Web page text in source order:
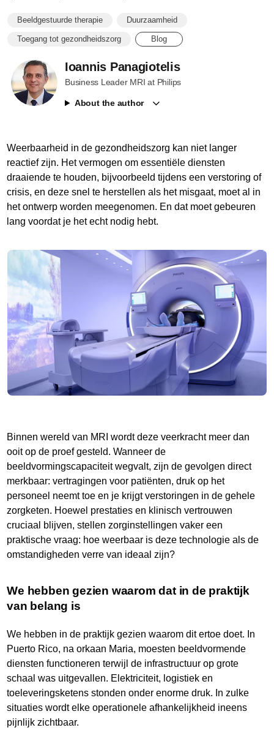
Beeldgestuurde therapie Duurzaamheid
Toegang tot gezondheidszorg Blog
Ioannis Panagiotelis
Business Leader MRI at Philips
About the author
Weerbaarheid in de gezondheidszorg kan niet langer
reactief zijn. Het vermogen om essentiële diensten
draaiende te houden, bijvoorbeeld tijdens een verstoring of
crisis, en deze snel te herstellen als het misgaat, moet al in
het ontwerp worden meegenomen. En dat moet gebeuren
lang voordat je het echt nodig hebt.
Binnen wereld van MRI wordt deze veerkracht meer dan
ooit op de proef gesteld. Wanneer de
beeldvormingscapaciteit wegvalt, zijn de gevolgen direct
merkbaar: vertragingen voor patiënten, druk op het
personeel neemt toe en je krijgt verstoringen in de gehele
zorgketen. Hoewel prestaties en klinisch vertrouwen
cruciaal blijven, stellen zorginstellingen vaker een
praktische vraag: hoe weerbaar is deze technologie als de
omstandigheden verre van ideaal zijn?
We hebben gezien waarom dat in de praktijk
van belang is
We hebben in de praktijk gezien waarom dit ertoe doet. In
Puerto Rico, na orkaan Maria, moesten beeldvormende
diensten functioneren terwijl de infrastructuur op grote
schaal was uitgevallen. Elektriciteit, logistiek en
toeleveringsketens stonden onder enorme druk. In zulke
situaties wordt elke operationele afhankelijkheid ineens
pijnlijk zichtbaar.